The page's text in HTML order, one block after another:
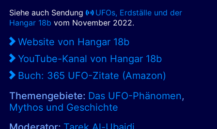
Siehe auch Sendung
UFOs, Erdställe und der
Hangar 18b vom November 2022.
Website von Hangar 18b
YouTube-Kanal von Hangar 18b
Buch: 365 UFO-Zitate (Amazon)
Themengebiete: Das UFO-Phänomen,
Mythos und Geschichte